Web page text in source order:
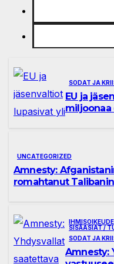
SODAT JA
EU ja
miljoonaa
UNCATEGORIZED
Amnesty:
romahtanut
SISÄASIAT /
SODAT JA
Amnesty: